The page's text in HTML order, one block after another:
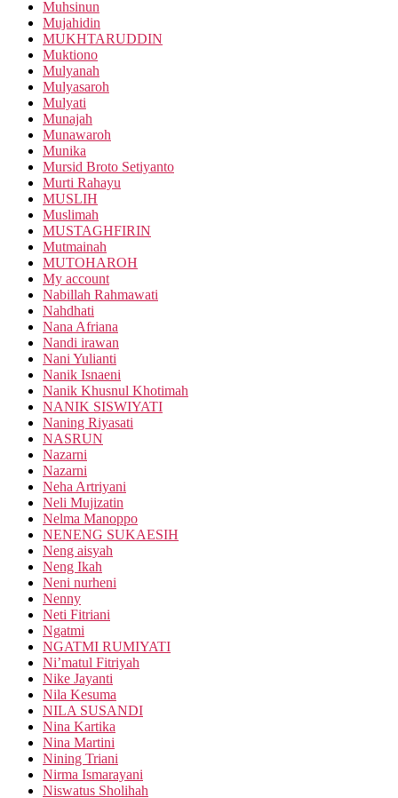
Muhsinun
Mujahidin
MUKHTARUDDIN
Muktiono
Mulyanah
Mulyasaroh
Mulyati
Munajah
Munawaroh
Munika
Mursid Broto Setiyanto
Murti Rahayu
MUSLIH
Muslimah
MUSTAGHFIRIN
Mutmainah
MUTOHAROH
My account
Nabillah Rahmawati
Nahdhati
Nana Afriana
Nandi irawan
Nani Yulianti
Nanik Isnaeni
Nanik Khusnul Khotimah
NANIK SISWIYATI
Naning Riyasati
NASRUN
Nazarni
Nazarni
Neha Artriyani
Neli Mujizatin
Nelma Manoppo
NENENG SUKAESIH
Neng aisyah
Neng Ikah
Neni nurheni
Nenny
Neti Fitriani
Ngatmi
NGATMI RUMIYATI
Ni’matul Fitriyah
Nike Jayanti
Nila Kesuma
NILA SUSANDI
Nina Kartika
Nina Martini
Nining Triani
Nirma Ismarayani
Niswatus Sholihah